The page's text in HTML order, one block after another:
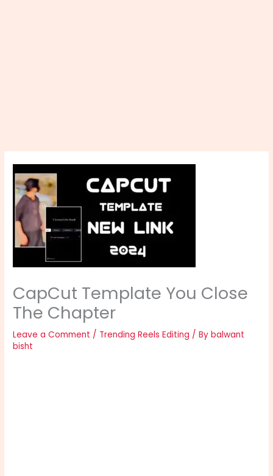
CapCut Template You Close
The Chapter
Leave a Comment / Trending Reels Editing / Bybalwant
bisht